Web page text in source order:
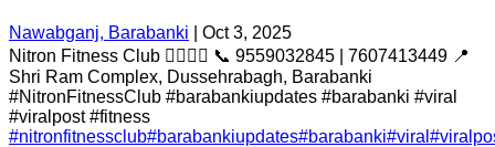
Nawabganj, Barabanki
Oct 3, 2025
Nitron Fitness Club 🤼‍♂️🏋️‍♂️ 📞 9559032845 | 7607413449 📍
Shri Ram Complex, Dussehrabagh, Barabanki
#NitronFitnessClub #barabankiupdates #barabanki #viral
#viralpost #fitness
#nitronfitnessclub#barabankiupdates#barabanki#viral #